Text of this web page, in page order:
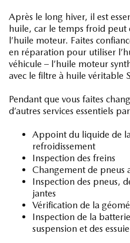
Après le long hiver, il est
huile, car le temps froid peut
l’huile moteur. Faites
en réparation pour utiliser
véhicule – l’huile moteur
avec le filtre à huile véritable
Pendant que vous faites
d’autres services essentiels
Appoint du liquide de
refroidissement
Inspection des freins
Changement de pneus
Inspection des pneus,
jantes
Vérification de la
Inspection de la
suspension et des